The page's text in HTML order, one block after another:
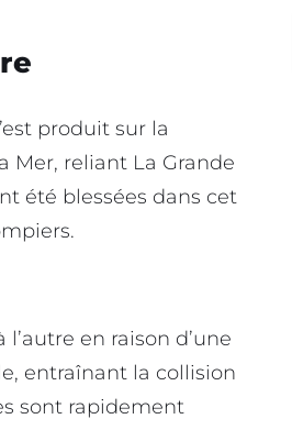
produit sur la
Mer, reliant La Grande
été blessées dans cet
en raison d’une
entraînant la collision
sont rapidement